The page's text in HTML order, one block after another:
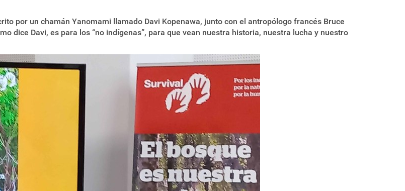
por un chamán Yanomami llamado Davi Kopenawa, junto con el antropólogo francés Bruce
dice Davi, es para los “no indígenas”, para que vean nuestra historia, nuestra lucha y nuestro